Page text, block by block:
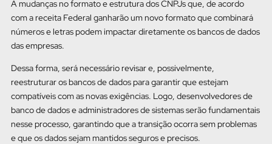
A mudanças no formato e estrutura dos CNPJs que, de acordo
com a receita Federal ganharão um novo formato que combinará
números e letras podem impactar diretamente os bancos de dados
das empresas.
Dessa forma, será necessário revisar e, possivelmente,
reestruturar os bancos de dados para garantir que estejam
compatíveis com as novas exigências. Logo, desenvolvedores de
banco de dados e administradores de sistemas serão fundamentais
nesse processo, garantindo que a transição ocorra sem problemas
e que os dados sejam mantidos seguros e precisos.